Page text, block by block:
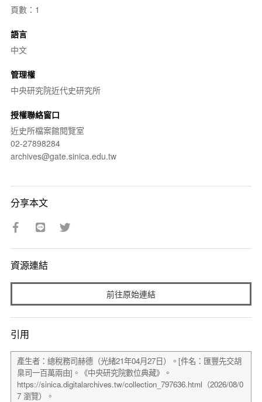
頁數：1
語言
中文
管理權
中央研究院近代史研究所
授權聯絡窗口
近史所檔案館閱覽室
02-27898284
archives@gate.sinica.edu.tw
分享本文
資源連結
前往原始連結
引用